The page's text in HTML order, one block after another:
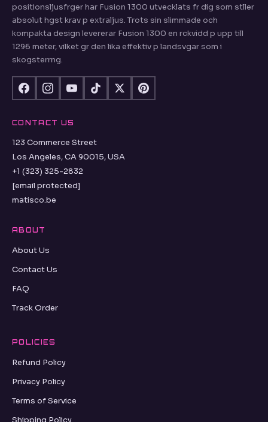
positionsljusfrger har Fusion 1300 utvecklats fr dig som stller
absolut hgst krav p extraljus. Trots sin slimmade och
kompakta design levererar Fusion 1300 en rckvidd p upp till
1296 meter, vilket gr den lika effektiv p landsvgar som i
skogsterrng.
CONTACT US
123 Commerce Street
Los Angeles, CA 90015, USA
+1 (323) 325-2832
[email protected]
matisco.be
ABOUT
About Us
Contact Us
FAQ
Track Order
POLICIES
Refund Policy
Privacy Policy
Terms of Service